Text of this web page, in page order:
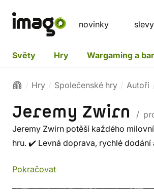
novinky slevy
Světy Hry Wargaming a
Hry Společenské hry Autoři
Jeremy Zwirn
/
Jeremy Zwirn potěší každého
hru. ✔️ Levná doprava, rychlé dodání
Pokračovat